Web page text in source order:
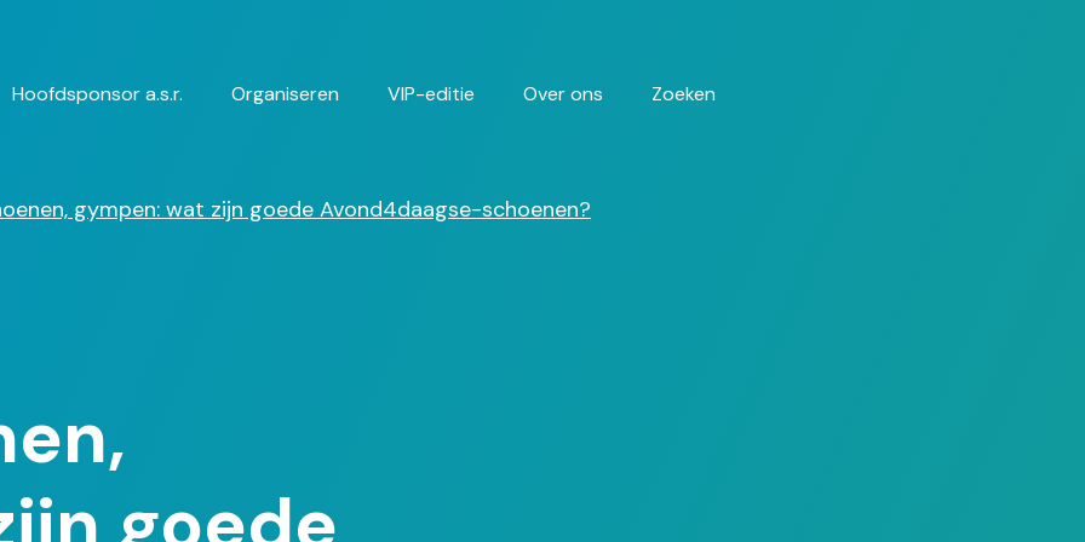
Hoofdsponsor a.s.r. Organiseren VIP-editie Over ons Zoeken
gympen: wat zijn goede Avond4daagse-schoenen?